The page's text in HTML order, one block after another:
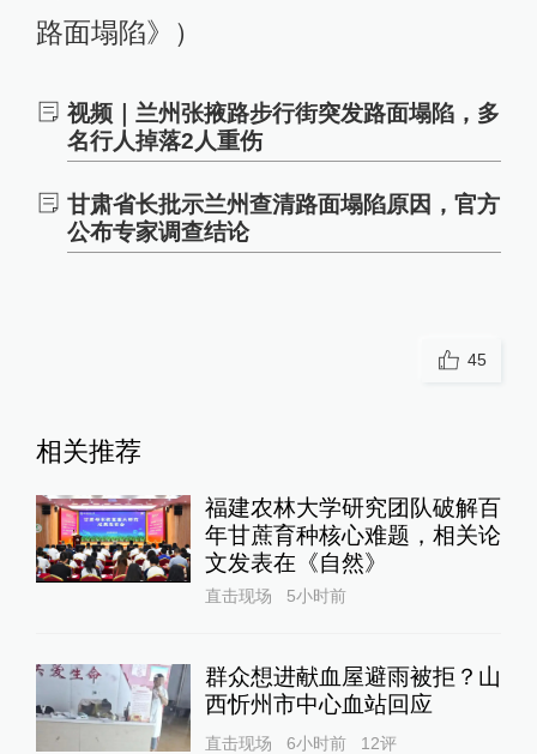
路面塌陷》）
视频｜兰州张掖路步行街突发路面塌陷，多
名行人掉落2人重伤
甘肃省长批示兰州查清路面塌陷原因，官方
公布专家调查结论
45
相关推荐
福建农林大学研究团队破解百
年甘蔗育种核心难题，相关论
文发表在《自然》
直击现场 5小时前
群众想进献血屋避雨被拒？山
西忻州市中心血站回应
直击现场 6小时前 12评